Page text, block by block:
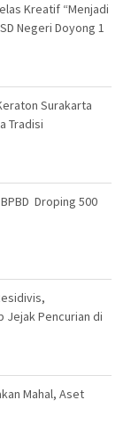
Kreatif “Menjadi
Negeri Doyong 1
Surakarta
Tradisi
Droping 500
Jejak Pencurian di
Mahal, Aset